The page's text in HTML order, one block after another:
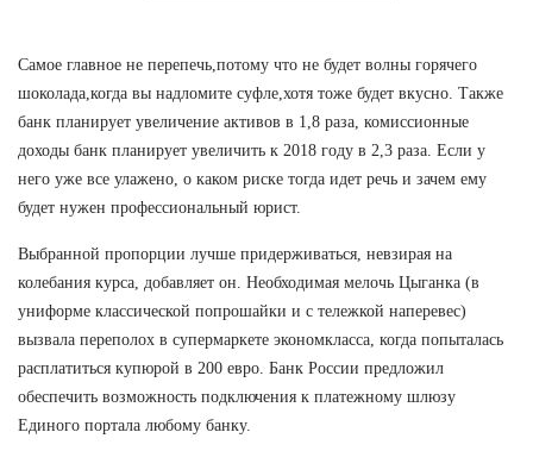
Самое главное не перепечь,потому что не будет волны горячего
шоколада,когда вы надломите суфле,хотя тоже будет вкусно. Также
банк планирует увеличение активов в 1,8 раза, комиссионные
доходы банк планирует увеличить к 2018 году в 2,3 раза. Если у
него уже все улажено, о каком риске тогда идет речь и зачем ему
будет нужен профессиональный юрист.
Выбранной пропорции лучше придерживаться, невзирая на
колебания курса, добавляет он. Необходимая мелочь Цыганка (в
униформе классической попрошайки и с тележкой наперевес)
вызвала переполох в супермаркете экономкласса, когда попыталась
расплатиться купюрой в 200 евро. Банк России предложил
обеспечить возможность подключения к платежному шлюзу
Единого портала любому банку.